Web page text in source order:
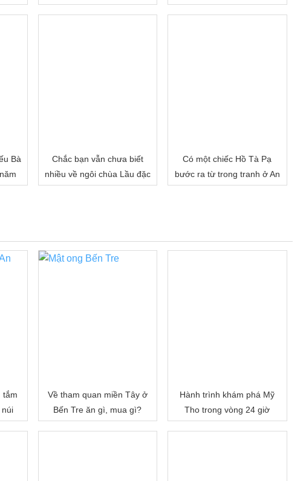
Bà
Chắc bạn vẫn chưa biết
nhiều về ngôi chùa Lầu đặc
Có một chiếc Hồ Tà Pạ
bước ra từ trong tranh ở An
tắm
Về tham quan miền Tây ở
Bến Tre ăn gì, mua gì?
Hành trình khám phá Mỹ
Tho trong vòng 24 giờ